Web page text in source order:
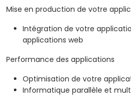
Mise en production de votre
Intégration de votre
applications web
Performance des applications
Optimisation de votre
Informatique parallèle et